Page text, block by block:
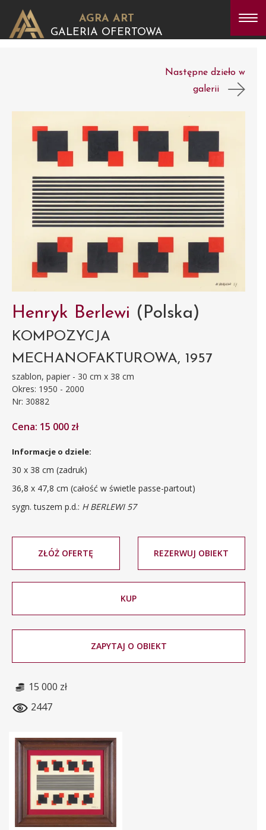
AGRA ART
GALERIA OFERTOWA
Następne dzieło w
galerii
Henryk Berlewi (Polska)
KOMPOZYCJA
MECHANOFAKTUROWA, 1957
szablon, papier - 30 cm x 38 cm
Okres: 1950 - 2000
Nr: 30882
Cena: 15 000 zł
Informacje o dziele:
30 x 38 cm (zadruk)
36,8 x 47,8 cm (całość w świetle passe-partout)
sygn. tuszem p.d.: H BERLEWI 57
ZŁÓŻ OFERTĘ REZERWUJ OBIEKT
KUP
ZAPYTAJ O OBIEKT
15 000 zł
2447